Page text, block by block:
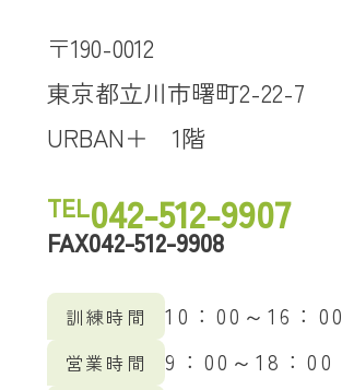
〒190-0012
東京都立川市曙町2-22-7
URBAN＋ 1階
TEL042-512-9907
FAX042-512-9908
訓練時間 10：00～16：00
営業時間 9：00～18：00